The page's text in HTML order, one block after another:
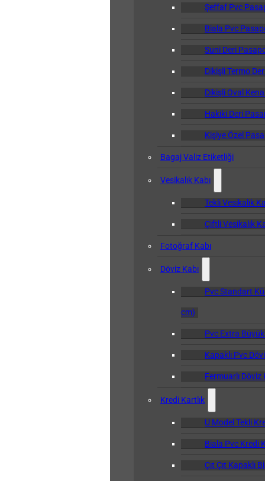
Şeffaf Pvc
Biala Pvc
Suni Deri
Dikişli Termo
Dikişli Oval
Hakiki Deri
Kişiye Özel
Bagaj Valiz Etiketliği
Vesikalık Kabı
Tekli Vesikalık
Çiftli Vesikalık
Fotoğraf Kabı
Döviz Kabı
Pvc Standart
cm)
Pvc Extra
Kapaklı Pvc
Fermuarlı Döviz
Kredi Kartlık
U Model Tekli
Biala Pvc Kredi
Çıt Çıt Kapaklı